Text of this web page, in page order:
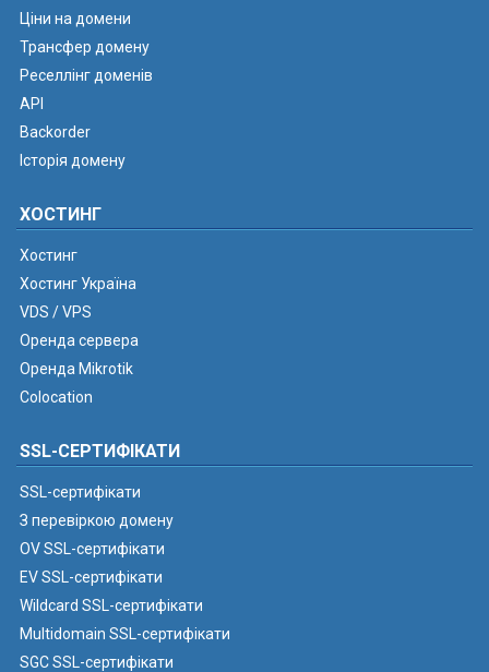
Ціни на домени
Трансфер домену
Реселлінг доменів
API
Backorder
Історія домену
ХОСТИНГ
Хостинг
Хостинг Україна
VDS / VPS
Оренда сервера
Оренда Mikrotik
Colocation
SSL-СЕРТИФІКАТИ
SSL-сертифікати
З перевіркою домену
OV SSL-сертифікати
EV SSL-сертифікати
Wildcard SSL-сертифікати
Multidomain SSL-сертифікати
SGC SSL-сертифікати